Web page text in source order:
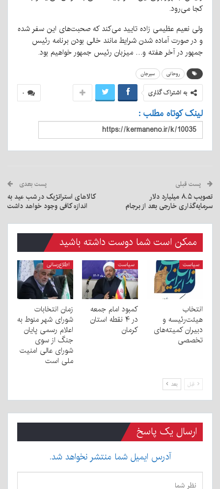
کجا می‌رود.
ولی نعیم عظیمی زاده تایید می‌کند که صحبت‌های این سفر شده
و در صورت آماده شدن شرایط مانند خالی بودن برنامه رئيس
جمهور در آخر هفته و… میزبان رئیس جمهور خواهیم بود.
روحانی سیرجان
۰ به اشتراک گذاری
لینک کوتاه مطلب :
پست قبلی
تصویب ۸.۵ میلیارد دلار
سرمایه‌گذاری خارجی بعد از برجام
پست بعدی
کالاهای استراتژیک در شب عید به
اندازه کافی وجود خواهد داشت
ممکن است شما دوست داشته باشید
سیاست
انتخاب
هیئت‌رئیسه و
دبیران کمیته‌های
تخصصی
سیاست
کمبود امام جمعه
در ۴ نقطه استان
کرمان
اطلاع‌رسانی
زمان انتخابات
شورای شهر منوط به
اعلام رسمی پایان
جنگ از سوی
شورای عالی امنیت
ملی است
قبل بعد
ارسال یک پاسخ
آدرس ایمیل شما منتشر نخواهد شد.